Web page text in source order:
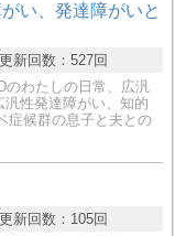
い、発達障がいと
更新回数： 527回
わたしの日常、広汎
性発達障がい、知的
症候群の息子と夫との
更新回数： 105回